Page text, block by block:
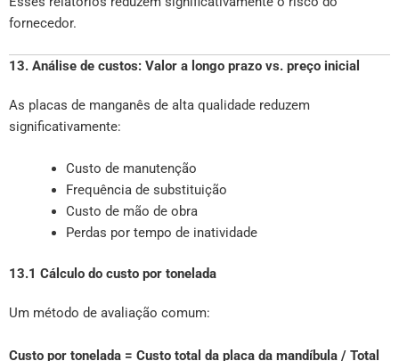
fornecedor.
13. Análise de custos: Valor a longo prazo vs. preço inicial
As placas de manganês de alta qualidade reduzem
significativamente:
Custo de manutenção
Frequência de substituição
Custo de mão de obra
Perdas por tempo de inatividade
13.1 Cálculo do custo por tonelada
Um método de avaliação comum:
Custo por tonelada = Custo total da placa da mandíbula / Total